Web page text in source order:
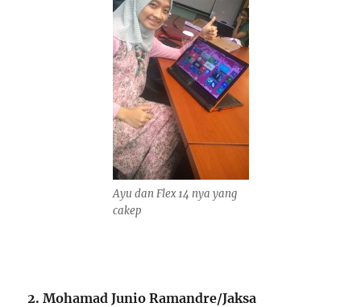
Ayu dan Flex 14 nya yang
cakep
2. Mohamad Junio Ramandre/Jaksa